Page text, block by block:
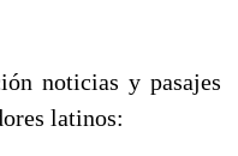
noticias y pasajes
latinos: